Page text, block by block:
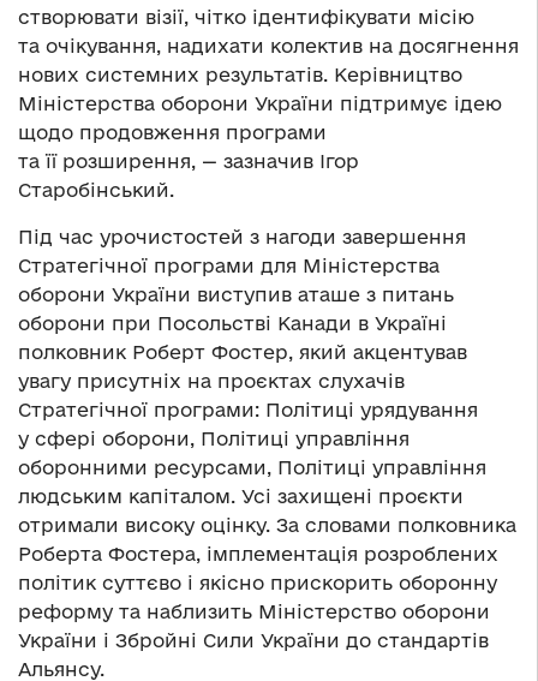
створювати візії, чітко ідентифікувати місію
та очікування, надихати колектив на досягнення
нових системних результатів. Керівництво
Міністерства оборони України підтримує ідею
щодо продовження програми
та її розширення, — зазначив Ігор
Старобінський.
Під час урочистостей з нагоди завершення
Стратегічної програми для Міністерства
оборони України виступив аташе з питань
оборони при Посольстві Канади в Україні
полковник Роберт Фостер, який акцентував
увагу присутніх на проєктах слухачів
Стратегічної програми: Політиці урядування
у сфері оборони, Політиці управління
оборонними ресурсами, Політиці управління
людським капіталом. Усі захищені проєкти
отримали високу оцінку. За словами полковника
Роберта Фостера, імплементація розроблених
політик суттєво і якісно прискорить оборонну
реформу та наблизить Міністерство оборони
України і Збройні Сили України до стандартів
Альянсу.